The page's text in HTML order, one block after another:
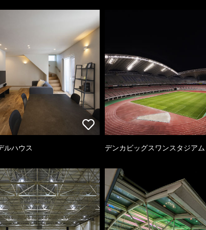
ルハウス デンカビッグスワンスタジアム